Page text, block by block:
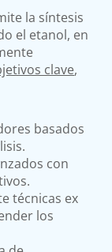
la síntesis
el etanol, en
clave,
basados
con
técnicas ex
los